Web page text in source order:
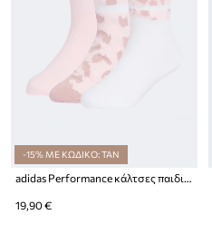
-15% ΜΕ ΚΩΔΙΚΟ: TAN
adidas Performance κάλτσες παιδικές 3-pack
19,90 €